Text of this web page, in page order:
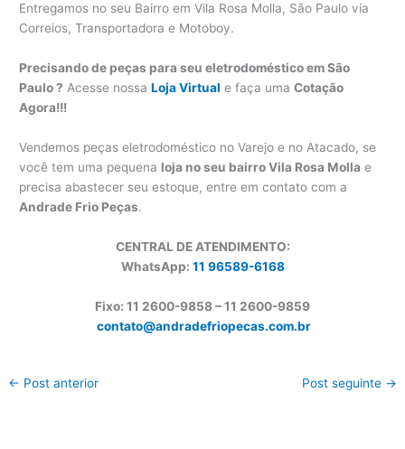
Entregamos no seu Bairro em Vila Rosa Molla, São Paulo via
Correios, Transportadora e Motoboy.
Precisando de peças para seu eletrodoméstico em São
Paulo ? Acesse nossaLoja Virtual e faça umaCotação
Agora!!!
Vendemos peças eletrodoméstico no Varejo e no Atacado, se
você tem uma pequena loja no seu bairro Vila Rosa Molla e
precisa abastecer seu estoque, entre em contato com a
Andrade Frio Peças.
CENTRAL DE ATENDIMENTO:
WhatsApp: 11 96589-6168
Fixo: 11 2600-9858 – 11 2600-9859
contato@andradefriopecas.com.br
← Post anterior Post seguinte →